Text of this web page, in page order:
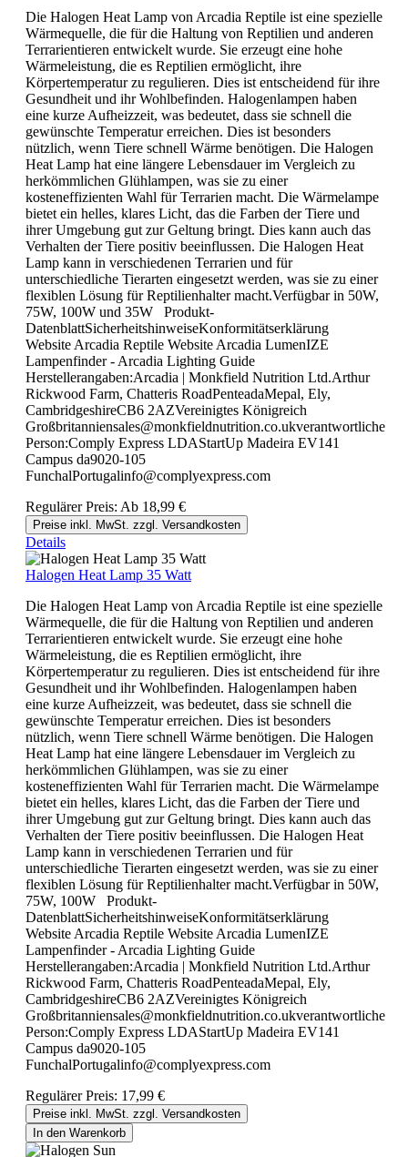
Die Halogen Heat Lamp von Arcadia Reptile ist eine spezielle
Wärmequelle, die für die Haltung von Reptilien und anderen
Terrarientieren entwickelt wurde. Sie erzeugt eine hohe
Wärmeleistung, die es Reptilien ermöglicht, ihre
Körpertemperatur zu regulieren. Dies ist entscheidend für ihre
Gesundheit und ihr Wohlbefinden. Halogenlampen haben
eine kurze Aufheizzeit, was bedeutet, dass sie schnell die
gewünschte Temperatur erreichen. Dies ist besonders
nützlich, wenn Tiere schnell Wärme benötigen. Die Halogen
Heat Lamp hat eine längere Lebensdauer im Vergleich zu
herkömmlichen Glühlampen, was sie zu einer
kosteneffizienten Wahl für Terrarien macht. Die Wärmelampe
bietet ein helles, klares Licht, das die Farben der Tiere und
ihrer Umgebung gut zur Geltung bringt. Dies kann auch das
Verhalten der Tiere positiv beeinflussen. Die Halogen Heat
Lamp kann in verschiedenen Terrarien und für
unterschiedliche Tierarten eingesetzt werden, was sie zu einer
flexiblen Lösung für Reptilienhalter macht.Verfügbar in 50W,
75W, 100W und 35W Produkt-
DatenblattSicherheitshinweiseKonformitätserklärung
Website Arcadia Reptile Website Arcadia LumenIZE
Lampenfinder - Arcadia Lighting Guide
Herstellerangaben:Arcadia | Monkfield Nutrition Ltd.Arthur
Rickwood Farm, Chatteris RoadPenteadaMepal, Ely,
CambridgeshireCB6 2AZVereinigtes Königreich
Großbritanniensales@monkfieldnutrition.co.ukverantwortliche
Person:Comply Express LDAStartUp Madeira EV141
Campus da9020-105
FunchalPortugalinfo@complyexpress.com
Regulärer Preis: Ab 18,99 €
Preise inkl. MwSt. zzgl. Versandkosten
Details
Halogen Heat Lamp 35 Watt
Die Halogen Heat Lamp von Arcadia Reptile ist eine spezielle
Wärmequelle, die für die Haltung von Reptilien und anderen
Terrarientieren entwickelt wurde. Sie erzeugt eine hohe
Wärmeleistung, die es Reptilien ermöglicht, ihre
Körpertemperatur zu regulieren. Dies ist entscheidend für ihre
Gesundheit und ihr Wohlbefinden. Halogenlampen haben
eine kurze Aufheizzeit, was bedeutet, dass sie schnell die
gewünschte Temperatur erreichen. Dies ist besonders
nützlich, wenn Tiere schnell Wärme benötigen. Die Halogen
Heat Lamp hat eine längere Lebensdauer im Vergleich zu
herkömmlichen Glühlampen, was sie zu einer
kosteneffizienten Wahl für Terrarien macht. Die Wärmelampe
bietet ein helles, klares Licht, das die Farben der Tiere und
ihrer Umgebung gut zur Geltung bringt. Dies kann auch das
Verhalten der Tiere positiv beeinflussen. Die Halogen Heat
Lamp kann in verschiedenen Terrarien und für
unterschiedliche Tierarten eingesetzt werden, was sie zu einer
flexiblen Lösung für Reptilienhalter macht.Verfügbar in 50W,
75W, 100W Produkt-
DatenblattSicherheitshinweiseKonformitätserklärung
Website Arcadia Reptile Website Arcadia LumenIZE
Lampenfinder - Arcadia Lighting Guide
Herstellerangaben:Arcadia | Monkfield Nutrition Ltd.Arthur
Rickwood Farm, Chatteris RoadPenteadaMepal, Ely,
CambridgeshireCB6 2AZVereinigtes Königreich
Großbritanniensales@monkfieldnutrition.co.ukverantwortliche
Person:Comply Express LDAStartUp Madeira EV141
Campus da9020-105
FunchalPortugalinfo@complyexpress.com
Regulärer Preis: 17,99 €
Preise inkl. MwSt. zzgl. Versandkosten
In den Warenkorb